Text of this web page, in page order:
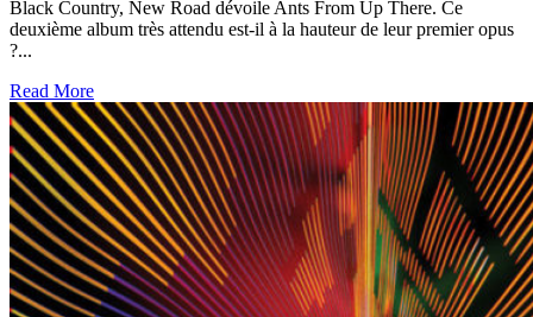
Black Country, New Road dévoile Ants From Up There. Ce
deuxième album très attendu est-il à la hauteur de leur premier opus
?...
Read More